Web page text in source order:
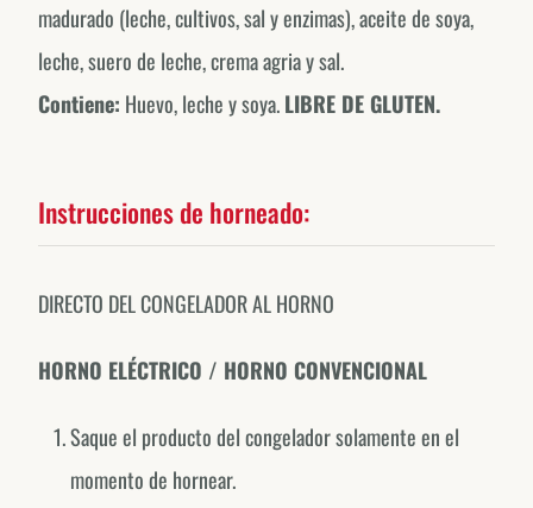
madurado (leche, cultivos, sal y enzimas), aceite de soya,
leche, suero de leche, crema agria y sal.
Contiene: Huevo, leche y soya.LIBRE DE GLUTEN.
Instrucciones de horneado:
DIRECTO DEL CONGELADOR AL HORNO
HORNO ELÉCTRICO / HORNO CONVENCIONAL
Saque el producto del congelador solamente en el
momento de hornear.